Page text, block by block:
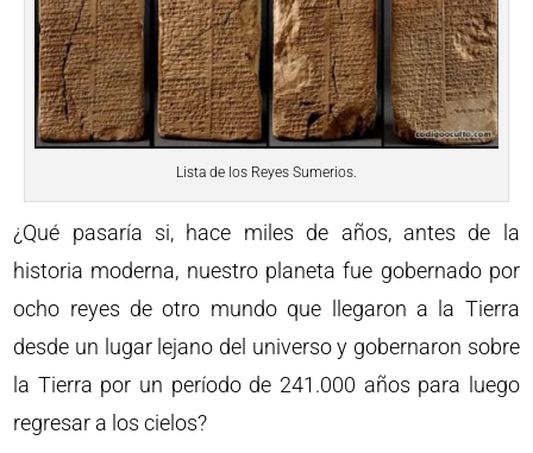
Lista de los Reyes Sumerios.
¿Qué pasaría si, hace miles de años, antes de la
historia moderna, nuestro planeta fue gobernado por
ocho reyes de otro mundo que llegaron a la Tierra
desde un lugar lejano del universo y gobernaron sobre
la Tierra por un período de 241.000 años para luego
regresar a los cielos?